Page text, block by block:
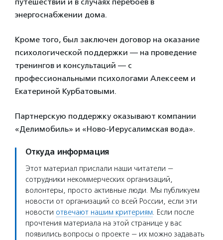
энергоснабжении дома.
Кроме того, был заключен договор на оказание
психологической поддержки — на проведение
тренингов и консультаций — с
профессиональными психологами Алексеем и
Екатериной Курбатовыми.
Партнерскую поддержку оказывают компании
«Делимобиль» и «Ново-Иерусалимская вода».
Откуда информация
Этот материал прислали наши читатели —
сотрудники некоммерческих организаций,
волонтеры, просто активные люди. Мы публикуем
новости от организаций со всей России, если эти
новости отвечают нашим критериям. Если после
прочтения материала на этой странице у вас
появились вопросы о проекте — их можно задавать